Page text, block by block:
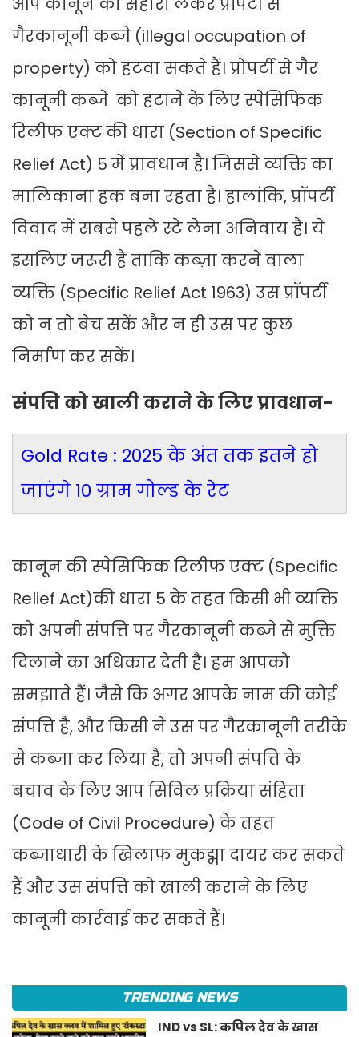
गैरकानूनी कब्जे (illegal occupation of
property) को हटवा सकते हैं। प्रोपर्टी से गैर
कानूनी कब्जे को हटाने के लिए स्पेसिफिक
रिलीफ एक्ट की धारा (Section of Specific
Relief Act) 5 में प्रावधान है। जिससे व्यक्ति का
मालिकाना हक बना रहता है। हालांकि, प्रॉपर्टी
विवाद में सबसे पहले स्टे लेना अनिवाय है। ये
इसलिए जरूरी है ताकि कब्ज़ा करने वाला
व्यक्ति (Specific Relief Act 1963) उस प्रॉपर्टी
को न तो बेच सकें और न ही उस पर कुछ
निर्माण कर सकें।
संपत्ति को खाली कराने के लिए प्रावधान-
Gold Rate : 2025 के अंत तक इतने हो
जाएंगे 10 ग्राम गोल्ड के रेट
कानून की स्पेसिफिक रिलीफ एक्ट (Specific
Relief Act)की धारा 5 के तहत किसी भी व्यक्ति
को अपनी संपत्ति पर गैरकानूनी कब्जे से मुक्ति
दिलाने का अधिकार देती है। हम आपको
समझाते हैं। जैसे कि अगर आपके नाम की कोई
संपत्ति है, और किसी ने उस पर गैरकानूनी तरीके
से कब्जा कर लिया है, तो अपनी संपत्ति के
बचाव के लिए आप सिविल प्रक्रिया संहिता
(Code of Civil Procedure) के तहत
कब्जाधारी के खिलाफ मुकद्मा दायर कर सकते
हैं और उस संपत्ति को खाली कराने के लिए
कानूनी कार्रवाई कर सकते हैं।
TRENDING NEWS
IND vs SL: कपिल देव के खास